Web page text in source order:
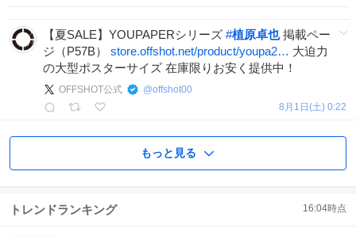
【夏SALE】YOUPAPERシリーズ #植原卓也掲載ペー
ジ（P57B） store.offshot.net/product/youpa2… 大迫力
の大型ポスターサイズ 在庫限りお安く提供中！
OFFSHOT公式 @offshot00
8月1日(土) 0:22
もっと見る
トレンドランキング 16:04時点